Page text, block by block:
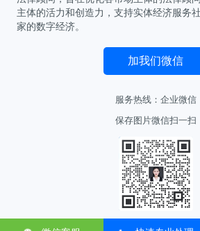
主体的活力和创造力，支持实体经济服务
家的数字经济。
加我们微信
服务热线： 企业微信
保存图片微信扫一扫